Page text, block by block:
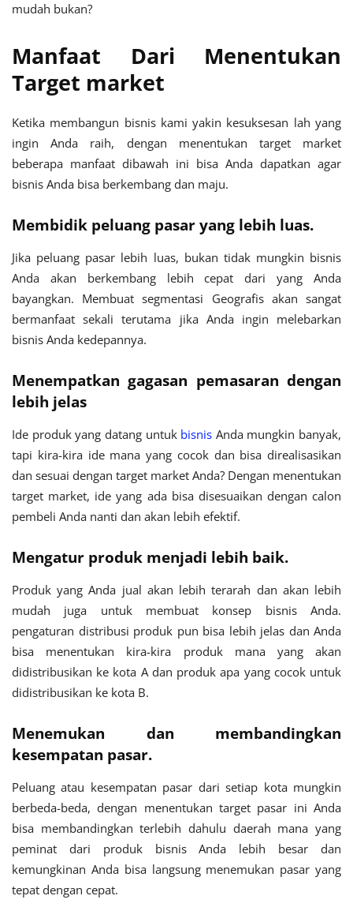
mudah bukan?
Manfaat Dari Menentukan
Target market
Ketika membangun bisnis kami yakin kesuksesan lah yang
ingin Anda raih, dengan menentukan target market
beberapa manfaat dibawah ini bisa Anda dapatkan agar
bisnis Anda bisa berkembang dan maju.
Membidik peluang pasar yang lebih luas.
Jika peluang pasar lebih luas, bukan tidak mungkin bisnis
Anda akan berkembang lebih cepat dari yang Anda
bayangkan. Membuat segmentasi Geografis akan sangat
bermanfaat sekali terutama jika Anda ingin melebarkan
bisnis Anda kedepannya.
Menempatkan gagasan pemasaran dengan
lebih jelas
Ide produk yang datang untuk bisnis Anda mungkin banyak,
tapi kira-kira ide mana yang cocok dan bisa direalisasikan
dan sesuai dengan target market Anda? Dengan menentukan
target market, ide yang ada bisa disesuaikan dengan calon
pembeli Anda nanti dan akan lebih efektif.
Mengatur produk menjadi lebih baik.
Produk yang Anda jual akan lebih terarah dan akan lebih
mudah juga untuk membuat konsep bisnis Anda.
pengaturan distribusi produk pun bisa lebih jelas dan Anda
bisa menentukan kira-kira produk mana yang akan
didistribusikan ke kota A dan produk apa yang cocok untuk
didistribusikan ke kota B.
Menemukan dan membandingkan
kesempatan pasar.
Peluang atau kesempatan pasar dari setiap kota mungkin
berbeda-beda, dengan menentukan target pasar ini Anda
bisa membandingkan terlebih dahulu daerah mana yang
peminat dari produk bisnis Anda lebih besar dan
kemungkinan Anda bisa langsung menemukan pasar yang
tepat dengan cepat.